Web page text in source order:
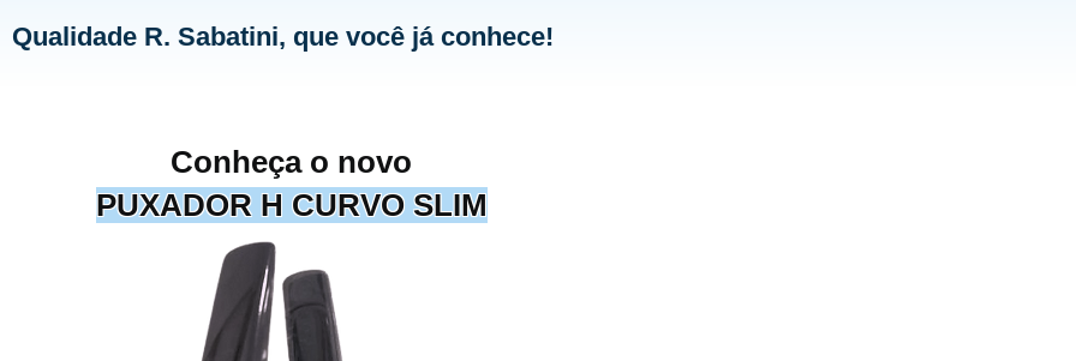
Qualidade R. Sabatini, que você já conhece!
Conheça o novo
PUXADOR H CURVO SLIM